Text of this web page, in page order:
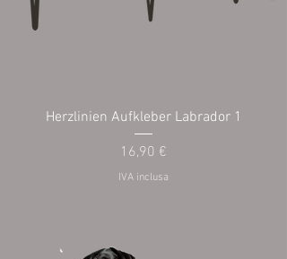
Herzlinien Aufkleber Labrador 1
Prezzo
16,90 €
IVA inclusa